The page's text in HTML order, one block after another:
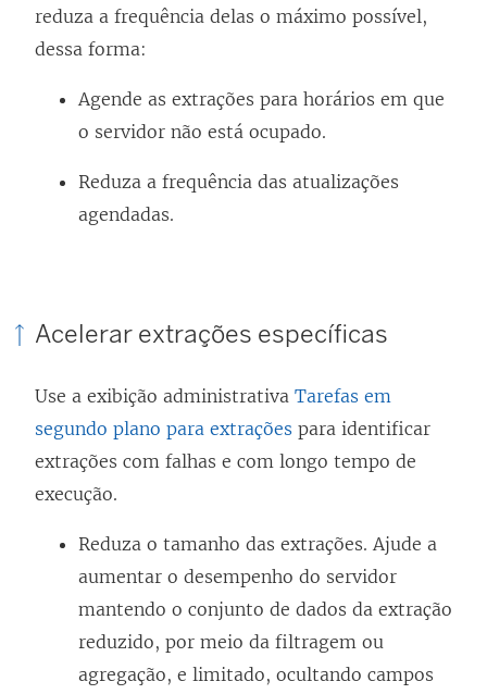
reduza a frequência delas o máximo possível,
dessa forma:
Agende as extrações para horários em que
o servidor não está ocupado.
Reduza a frequência das atualizações
agendadas.
Acelerar extrações específicas
Use a exibição administrativa Tarefas em
segundo plano para extrações para identificar
extrações com falhas e com longo tempo de
execução.
Reduza o tamanho das extrações. Ajude a
aumentar o desempenho do servidor
mantendo o conjunto de dados da extração
reduzido, por meio da filtragem ou
agregação, e limitado, ocultando campos